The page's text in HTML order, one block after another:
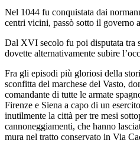
Nel 1044 fu conquistata dai
centri vicini, passò sotto il governo
Dal XVI secolo fu poi disputata tra
dovette alternativamente subire
Fra gli episodi più gloriosi della
sconfitta del marchese del Vasto,
comandante di tutte le armate
Firenze e Siena a capo di un
inutilmente la città per tre mesi
cannoneggiamenti, che hanno
mura nel tratto conservato in Via